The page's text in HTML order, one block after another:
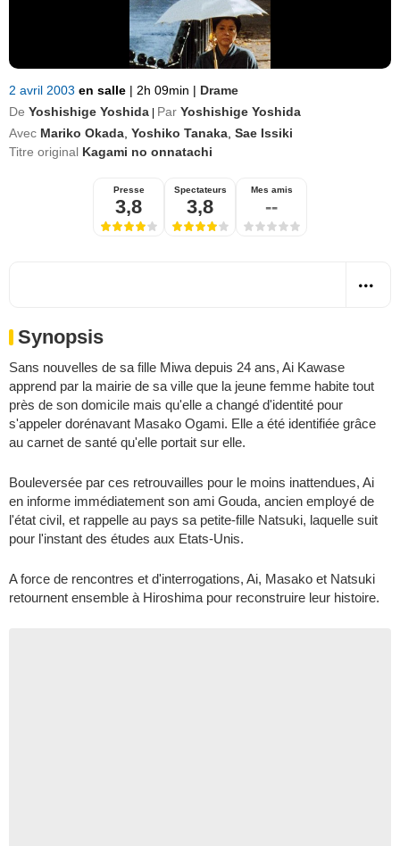
2 avril 2003 en salle | 2h 09min | Drame
De Yoshishige Yoshida Par Yoshishige Yoshida
Avec Mariko Okada Yoshiko Tanaka Sae Issiki
Titre original Kagami no onnatachi
Presse
3,8
Spectateurs
3,8
Mes amis
--
Synopsis
Sans nouvelles de sa fille Miwa depuis 24 ans, Ai Kawase
apprend par la mairie de sa ville que la jeune femme habite tout
près de son domicile mais qu'elle a changé d'identité pour
s'appeler dorénavant Masako Ogami. Elle a été identifiée grâce
au carnet de santé qu'elle portait sur elle.
Bouleversée par ces retrouvailles pour le moins inattendues, Ai
en informe immédiatement son ami Gouda, ancien employé de
l'état civil, et rappelle au pays sa petite-fille Natsuki, laquelle suit
pour l'instant des études aux Etats-Unis.
A force de rencontres et d'interrogations, Ai, Masako et Natsuki
retournent ensemble à Hiroshima pour reconstruire leur histoire.